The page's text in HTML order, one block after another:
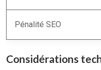
Pénalité SEO
Considérations